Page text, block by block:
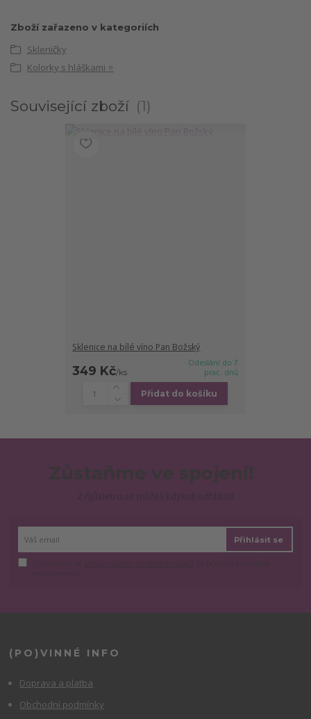
Zboží zařazeno v kategoriích
Skleničky
Kolorky s hláškami ⭐
Související zboží 1
Sklenice na bílé víno Pan Božský
349 Kč/ks
Odeslání do 7
prac. dnů
Přidat do košíku
Přihlásit se
(PO)VINNÉ INFO
Doprava a platba
Obchodní podmínky